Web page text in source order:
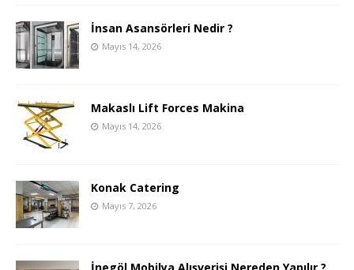
İnsan Asansörleri Nedir ?
Mayıs 14, 2026
Makaslı Lift Forces Makina
Mayıs 14, 2026
Konak Catering
Mayıs 7, 2026